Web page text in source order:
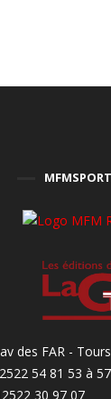
des FAR -
54 81 53 à 57
30 97 07